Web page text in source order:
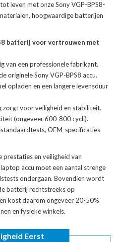
leven met onzeSony VGP-BPS8-
hoogwaardige batterijen
batterij voor vertrouwen met
van een professionele fabrikant.
originele Sony VGP-BPS8 accu.
opladen en een langere levensduur
zorgt voor veiligheid en stabiliteit.
(ongeveer 600-800 cycli).
OEM-specificaties
prestaties en veiligheid van
accu moet een aantal strenge
ondergaan. Bovendien wordt
batterijrechtstreeks op
kost daarom ongeveer 20-50%
en fysieke winkels.
Eerst